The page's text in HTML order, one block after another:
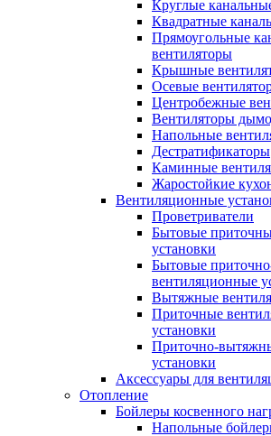
Круглые
Квадратные
Прямоугольные
вентиляторы
Крышные
Осевые
Центробежные
Вентиляторы
Напольные
Дестратификаторы
Каминные
Жаростойкие
Вентиляционные
Проветриватели
Бытовые
установки
Бытовые
вентиляционные
Вытяжные
Приточные
установки
Приточно-
установки
Аксессуары для
Отопление
Бойлеры косвенного
Напольные